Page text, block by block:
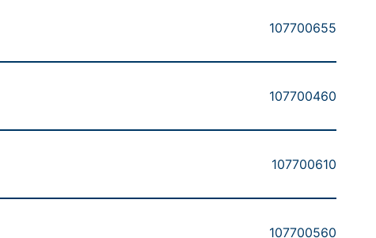
107700655
107700460
107700610
107700560